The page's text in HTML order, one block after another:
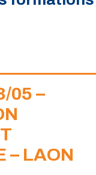
05 –
– LAON